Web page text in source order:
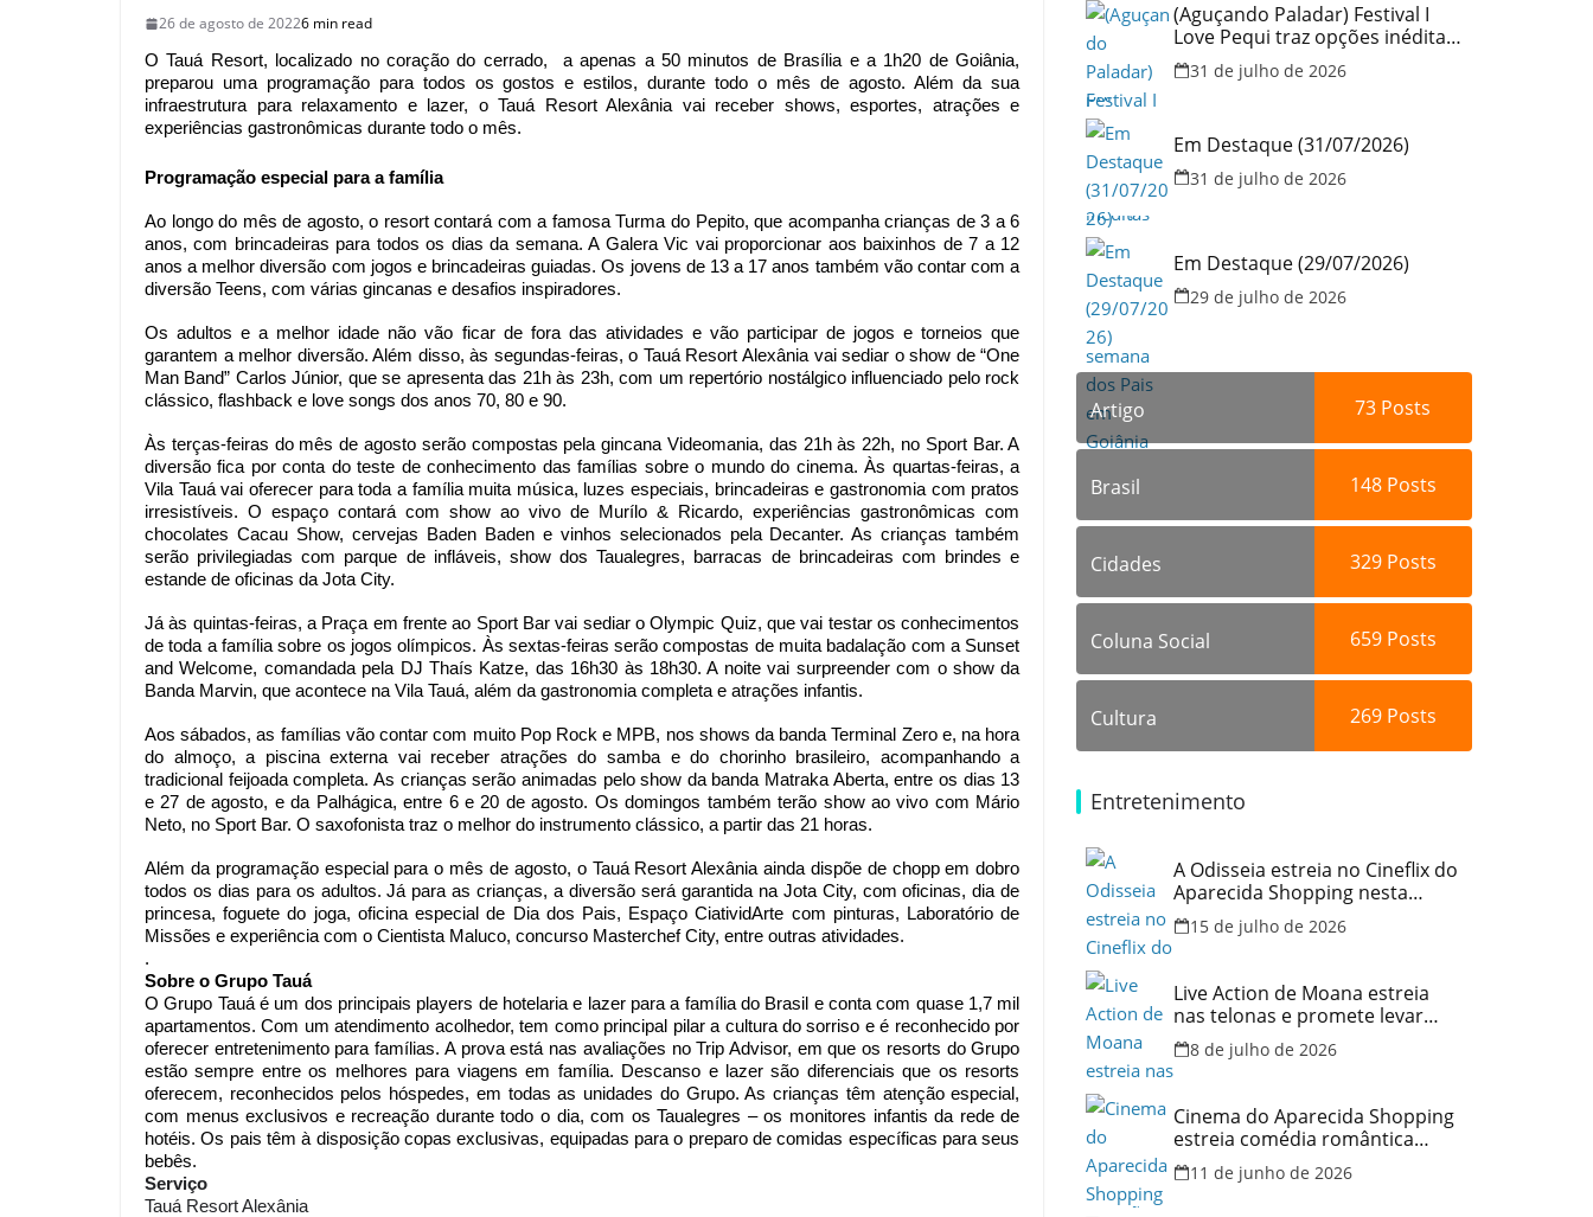
26 de agosto de 20226 min read
O Tauá Resort, localizado no coração do cerrado,  a apenas a 50 minutos de Brasília e a 1h20 de Goiânia,
preparou uma programação para todos os gostos e estilos, durante todo o mês de agosto. Além da sua
infraestrutura para relaxamento e lazer, o Tauá Resort Alexânia vai receber shows, esportes, atrações e
experiências gastronômicas durante todo o mês.
Programação especial para a família
Ao longo do mês de agosto, o resort contará com a famosa Turma do Pepito, que acompanha crianças de 3 a 6
anos, com brincadeiras para todos os dias da semana. A Galera Vic vai proporcionar aos baixinhos de 7 a 12
anos a melhor diversão com jogos e brincadeiras guiadas. Os jovens de 13 a 17 anos também vão contar com a
diversão Teens, com várias gincanas e desafios inspiradores.
Os adultos e a melhor idade não vão ficar de fora das atividades e vão participar de jogos e torneios que
garantem a melhor diversão. Além disso, às segundas-feiras, o Tauá Resort Alexânia vai sediar o show de “One
Man Band” Carlos Júnior, que se apresenta das 21h às 23h, com um repertório nostálgico influenciado pelo rock
clássico, flashback e love songs dos anos 70, 80 e 90.
Às terças-feiras do mês de agosto serão compostas pela gincana Videomania, das 21h às 22h, no Sport Bar. A
diversão fica por conta do teste de conhecimento das famílias sobre o mundo do cinema. Às quartas-feiras, a
Vila Tauá vai oferecer para toda a família muita música, luzes especiais, brincadeiras e gastronomia com pratos
irresistíveis. O espaço contará com show ao vivo de Murílo & Ricardo, experiências gastronômicas com
chocolates Cacau Show, cervejas Baden Baden e vinhos selecionados pela Decanter. As crianças também
serão privilegiadas com parque de infláveis, show dos Taualegres, barracas de brincadeiras com brindes e
estande de oficinas da Jota City.
Já às quintas-feiras, a Praça em frente ao Sport Bar vai sediar o Olympic Quiz, que vai testar os conhecimentos
de toda a família sobre os jogos olímpicos. Às sextas-feiras serão compostas de muita badalação com a Sunset
and Welcome, comandada pela DJ Thaís Katze, das 16h30 às 18h30. A noite vai surpreender com o show da
Banda Marvin, que acontece na Vila Tauá, além da gastronomia completa e atrações infantis.
Aos sábados, as famílias vão contar com muito Pop Rock e MPB, nos shows da banda Terminal Zero e, na hora
do almoço, a piscina externa vai receber atrações do samba e do chorinho brasileiro, acompanhando a
tradicional feijoada completa. As crianças serão animadas pelo show da banda Matraka Aberta, entre os dias 13
e 27 de agosto, e da Palhágica, entre 6 e 20 de agosto. Os domingos também terão show ao vivo com Mário
Neto, no Sport Bar. O saxofonista traz o melhor do instrumento clássico, a partir das 21 horas.
Além da programação especial para o mês de agosto, o Tauá Resort Alexânia ainda dispõe de chopp em dobro
todos os dias para os adultos. Já para as crianças, a diversão será garantida na Jota City, com oficinas, dia de
princesa, foguete do joga, oficina especial de Dia dos Pais, Espaço CiatividArte com pinturas, Laboratório de
Missões e experiência com o Cientista Maluco, concurso Masterchef City, entre outras atividades.
.
Sobre o Grupo Tauá
O Grupo Tauá é um dos principais players de hotelaria e lazer para a família do Brasil e conta com quase 1,7 mil
apartamentos. Com um atendimento acolhedor, tem como principal pilar a cultura do sorriso e é reconhecido por
oferecer entretenimento para famílias. A prova está nas avaliações no Trip Advisor, em que os resorts do Grupo
estão sempre entre os melhores para viagens em família. Descanso e lazer são diferenciais que os resorts
oferecem, reconhecidos pelos hóspedes, em todas as unidades do Grupo. As crianças têm atenção especial,
com menus exclusivos e recreação durante todo o dia, com os Taualegres – os monitores infantis da rede de
hotéis. Os pais têm à disposição copas exclusivas, equipadas para o preparo de comidas específicas para seus
bebês.
Serviço
Tauá Resort Alexânia
(Aguçando Paladar) Festival I
Love Pequi traz opções inéditas
de pratos e atrações gratuitas
no fim de semana dos Pais em
31 de julho de 2026
Em Destaque (31/07/2026)
31 de julho de 2026
Em Destaque (29/07/2026)
29 de julho de 2026
Artigo 73 Posts
Brasil 148Posts
Cidades 329Posts
Coluna Social 659Posts
Cultura 269Posts
Entretenimento
A Odisseia estreia no Cineflix do
Aparecida Shopping nesta
quinta, 16
15 de julho de 2026
Live Action de Moana estreia
nas telonas e promete levar
aventura e emoção ao Cineflix
do Aparecida Shopping
8 de julho de 2026
Cinema do Aparecida Shopping
estreia comédia romântica
ambientada na Itália, hoje e
lança promoção para o Dia dos
11 de junho de 2026